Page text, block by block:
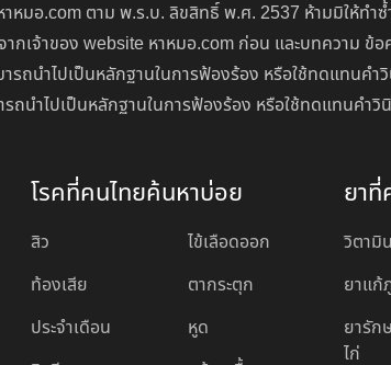
หมอ.com ตาม พ.ร.บ. ลิขสิทธิ์ พ.ศ. 2537 ห้ามมิให้ท
จ้าของ website หาหมอ.com ก่อน และบทความ ข้อ
ถนำไปเป็นหลักฐานในการฟ้องร้อง หรือใช้ทดแทนคำ
นำไปเป็นหลักฐานในการฟ้องร้อง หรือใช้ทดแทนคำวิ
โรคที่คนไทยค้นหาบ่อย ยา
สิว
ท้องเสีย
ประจำเดือน
ไข้เลือดออก
ตากระตุก
หูด
วิตามิ
ยาแ
ยารัก
ไก่